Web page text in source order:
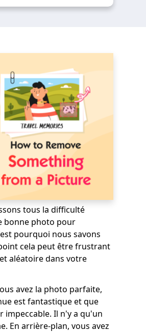
tous la difficulté
bonne photo pour
pourquoi nous savons
cela peut être frustrant
aléatoire dans votre
avez la photo parfaite,
est fantastique et que
impeccable. Il n'y a qu'un
En arrière-plan, vous avez